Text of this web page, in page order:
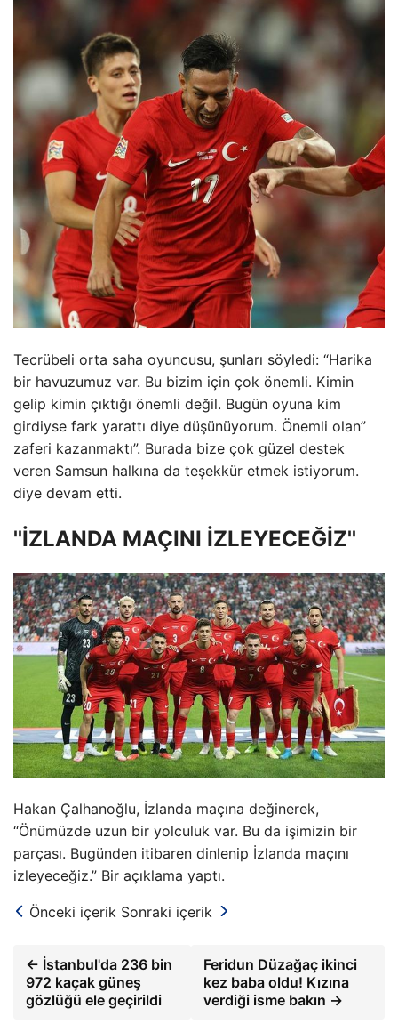
Tecrübeli orta saha oyuncusu, şunları söyledi: “Harika
bir havuzumuz var. Bu bizim için çok önemli. Kimin
gelip kimin çıktığı önemli değil. Bugün oyuna kim
girdiyse fark yarattı diye düşünüyorum. Önemli olan”
zaferi kazanmaktı”. Burada bize çok güzel destek
veren Samsun halkına da teşekkür etmek istiyorum.
diye devam etti.
''İZLANDA MAÇINI İZLEYECEĞİZ''
Hakan Çalhanoğlu, İzlanda maçına değinerek,
“Önümüzde uzun bir yolculuk var. Bu da işimizin bir
parçası. Bugünden itibaren dinlenip İzlanda maçını
izleyeceğiz.” Bir açıklama yaptı.
Önceki içerik Sonraki içerik
← İstanbul'da 236 bin
972 kaçak güneş
gözlüğü ele geçirildi
Feridun Düzağaç ikinci
kez baba oldu! Kızına
verdiği isme bakın →